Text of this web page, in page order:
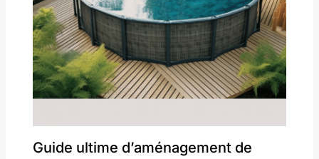
Guide ultime d’aménagement de